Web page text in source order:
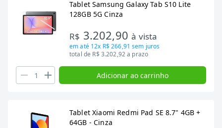
Tablet Samsung Galaxy Tab S10 Lite
128GB 5G Cinza
R$ 3.202,90à vista
em até 12x R$ 266,91 sem juros
total de R$ 3.202,92 a prazo
Adicionar ao carrinho
Tablet Xiaomi Redmi Pad SE 8.7" 4GB +
64GB - Cinza